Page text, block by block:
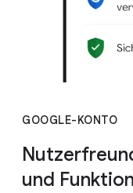
GOOGLE-KONTO
und